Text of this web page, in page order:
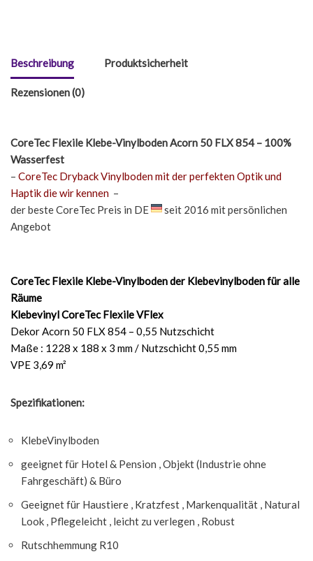
Beschreibung Produktsicherheit
Rezensionen (0)
CoreTec Flexile Klebe-Vinylboden Acorn 50 FLX 854 – 100%
Wasserfest
– CoreTec Dryback Vinylboden mit der perfekten Optik und
Haptik die wir kennen –
der beste CoreTec Preis in DE
seit 2016 mit persönlichen
Angebot
CoreTec Flexile Klebe-Vinylboden der Klebevinylboden für alle
Räume
Klebevinyl CoreTec Flexile VFlex
Dekor Acorn 50 FLX 854 – 0,55 Nutzschicht
Maße : 1228 x 188 x 3 mm / Nutzschicht 0,55 mm
VPE 3,69 m²
Spezifikationen:
KlebeVinylboden
geeignet für Hotel & Pension , Objekt (Industrie ohne
Fahrgeschäft) & Büro
Geeignet für Haustiere , Kratzfest , Markenqualität , Natural
Look , Pflegeleicht , leicht zu verlegen , Robust
Rutschhemmung R10